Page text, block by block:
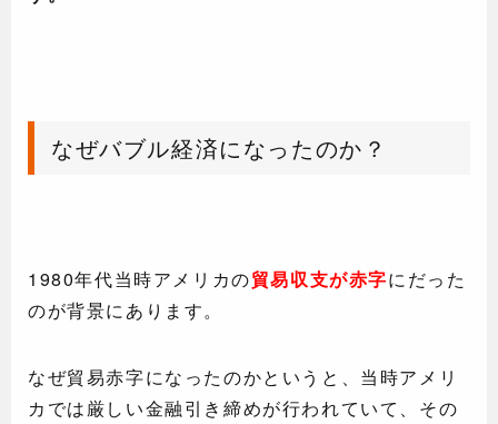
なぜバブル経済になったのか？
1980年代当時アメリカの貿易収支が赤字にだった
のが背景にあります。
なぜ貿易赤字になったのかというと、当時アメリ
カでは厳しい金融引き締めが行われていて、その